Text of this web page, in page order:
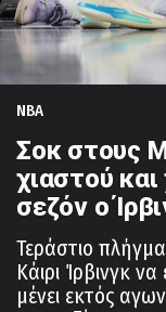
NBA
Σοκ στους
χιαστού
σεζόν ο
Τεράστιο
Κάιρι Ίρβινγκ
μένει εκτός